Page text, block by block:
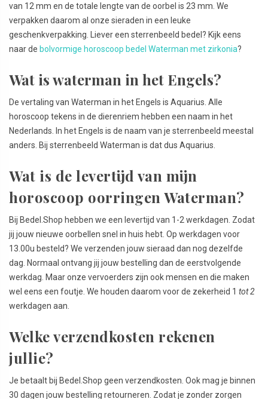
van 12 mm en de totale lengte van de oorbel is 23 mm. We
verpakken daarom al onze sieraden in een leuke
geschenkverpakking. Liever een sterrenbeeld bedel? Kijk eens
naar de bolvormige horoscoop bedel Waterman met zirkonia?
Wat is waterman in het Engels?
De vertaling van Waterman in het Engels is Aquarius. Alle
horoscoop tekens in de dierenriem hebben een naam in het
Nederlands. In het Engels is de naam van je sterrenbeeld meestal
anders. Bij sterrenbeeld Waterman is dat dus Aquarius.
Wat is de levertijd van mijn
horoscoop oorringen Waterman?
Bij Bedel.Shop hebben we een levertijd van 1-2 werkdagen. Zodat
jij jouw nieuwe oorbellen snel in huis hebt. Op werkdagen voor
13.00u besteld? We verzenden jouw sieraad dan nog dezelfde
dag. Normaal ontvang jij jouw bestelling dan de eerstvolgende
werkdag. Maar onze vervoerders zijn ook mensen en die maken
wel eens een foutje. We houden daarom voor de zekerheid 1 tot 2
werkdagen aan.
Welke verzendkosten rekenen
jullie?
Je betaalt bij Bedel.Shop geen verzendkosten. Ook mag je binnen
30 dagen jouw bestelling retourneren. Zodat je zonder zorgen